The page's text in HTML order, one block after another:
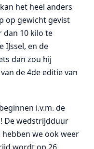
het heel anders
op gewicht gevist
dan 10 kilo te
IJssel, en de
dan zou hij
de 4de editie van
i.v.m. de
De wedstrijdduur
we ook weer
wordt op 26